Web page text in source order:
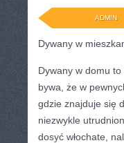
ADMIN
Dywany w
Dywany w domu
bywa, że w
gdzie znajduje się
niezwykle
dosyć włochate,